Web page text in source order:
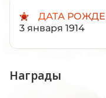
ДАТА
3 января 1914
Награды